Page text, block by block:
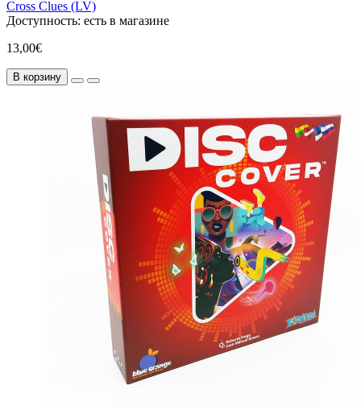
Cross Clues (LV)
Доступность: есть в магазине
13,00€
В корзину